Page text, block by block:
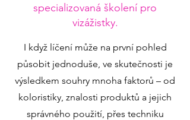
specializovaná školení pro
vizážistky.
I když líčení může na první pohled
působit jednoduše, ve skutečnosti je
výsledkem souhry mnoha faktorů – od
koloristiky, znalosti produktů a jejich
správného použití, přes techniku